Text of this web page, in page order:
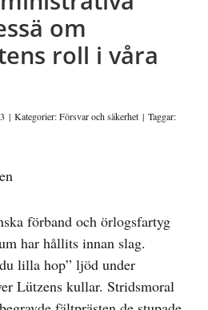
om
roll i våra
| Kategorier:Försvar och säkerhet | Taggar:
förband och örlogsfartyg
har hållits innan slag.
lilla hop” ljöd under
Lützens kullar. Stridsmoral